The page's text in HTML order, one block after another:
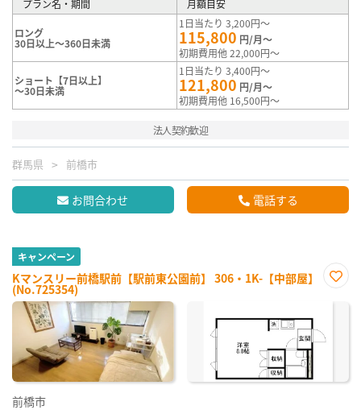
プラン名・期間 月額目安
ロング
30日以上～360日未満
1日当たり 3,200円～
115,800 円/月～
初期費用他 22,000円～
ショート【7日以上】
～30日未満
1日当たり 3,400円～
121,800 円/月～
初期費用他 16,500円～
法人契約歓迎
群馬県 前橋市
お問合わせ 電話する
キャンペーン
Kマンスリー前橋駅前【駅前東公園前】 306・1K-【中部屋】
(No.725354)
に入
前橋市